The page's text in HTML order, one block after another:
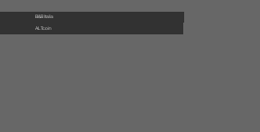
B&B Italia
ALTcoin